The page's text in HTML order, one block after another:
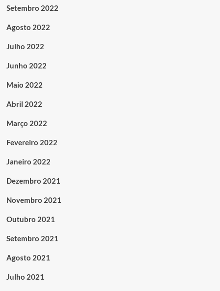
Setembro 2022
Agosto 2022
Julho 2022
Junho 2022
Maio 2022
Abril 2022
Março 2022
Fevereiro 2022
Janeiro 2022
Dezembro 2021
Novembro 2021
Outubro 2021
Setembro 2021
Agosto 2021
Julho 2021